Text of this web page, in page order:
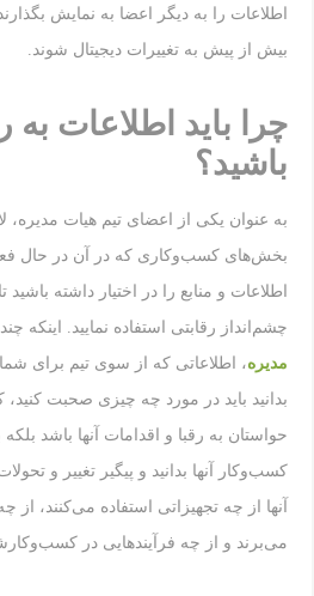
اطلاعات را به دیگر اعضا به نمایش
بیش از پیش به تغییرات دیجیتال شوند.
چرا باید اطلاعات به
باشید؟
به عنوان یکی از اعضای تیم هیات مدیره،
بخش‌‌های کسب‌وکاری که در آن در حال
اطلاعات و منابع را در اختیار داشته
چشم‌انداز رقابتی استفاده نمایید. اینکه
مدیره، اطلاعاتی که از سوی تیم برای
بدانید باید در مورد چه چیزی صحبت کنید،
حواستان به رقبا و اقدامات آنها باشد
کسب‌وکار آنها بدانید و پیگیر تغییر و
آنها از چه تجهیزاتی استفاده می‌کنند،
می‌برند و از چه فرآیندهایی در